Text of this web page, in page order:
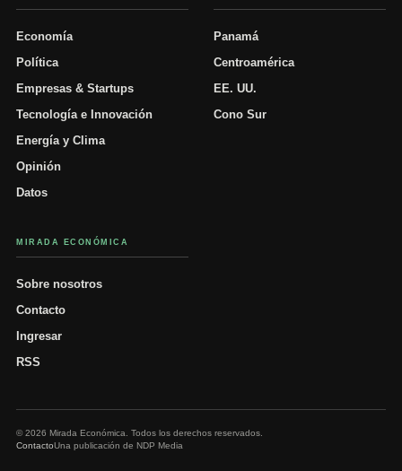
Economía
Política
Empresas & Startups
Tecnología e Innovación
Energía y Clima
Opinión
Datos
Panamá
Centroamérica
EE. UU.
Cono Sur
MIRADA ECONÓMICA
Sobre nosotros
Contacto
Ingresar
RSS
© 2026 Mirada Económica. Todos los derechos reservados.
ContactoUna publicación de NDP Media